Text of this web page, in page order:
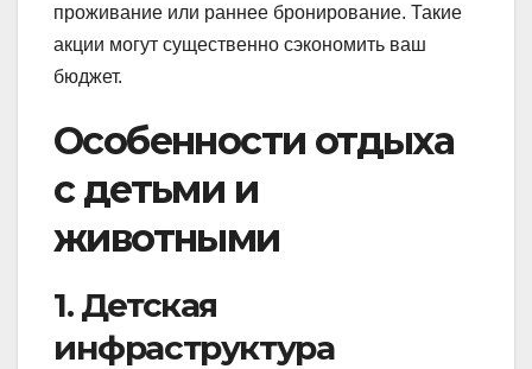
проживание или раннее бронирование. Такие
акции могут существенно сэкономить ваш
бюджет.
Особенности отдыха
с детьми и
животными
1. Детская
инфраструктура